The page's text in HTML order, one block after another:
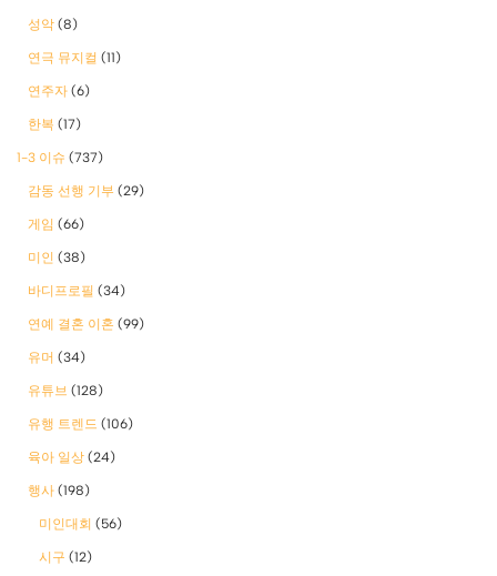
성악 (8)
연극 뮤지컬 (11)
연주자 (6)
한복 (17)
1-3 이슈 (737)
감동 선행 기부 (29)
게임 (66)
미인 (38)
바디프로필 (34)
연예 결혼 이혼 (99)
유머 (34)
유튜브 (128)
유행 트렌드 (106)
육아 일상 (24)
행사 (198)
미인대회 (56)
시구 (12)